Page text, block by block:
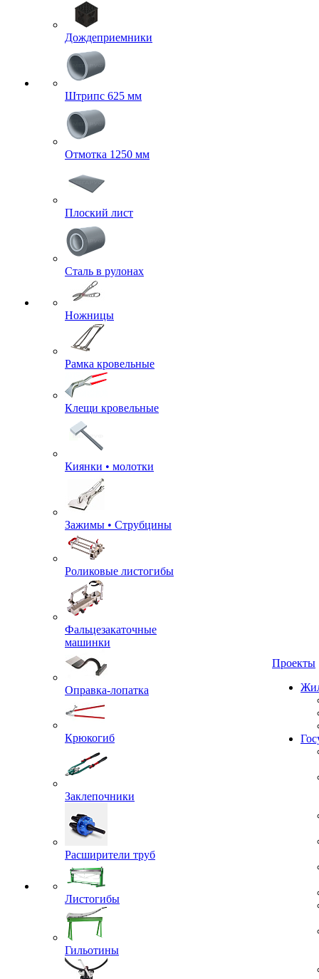
Дождеприемники
Штрипс 625 мм
Отмотка 1250 мм
Плоский лист
Сталь в рулонах
Ножницы
Рамка кровельные
Клещи кровельные
Киянки • молотки
Зажимы • Струбцины
Роликовые листогибы
Фальцезакаточные
машинки
Оправка-лопатка
Крюкогиб
Заклепочники
Расширители труб
Листогибы
Гильотины